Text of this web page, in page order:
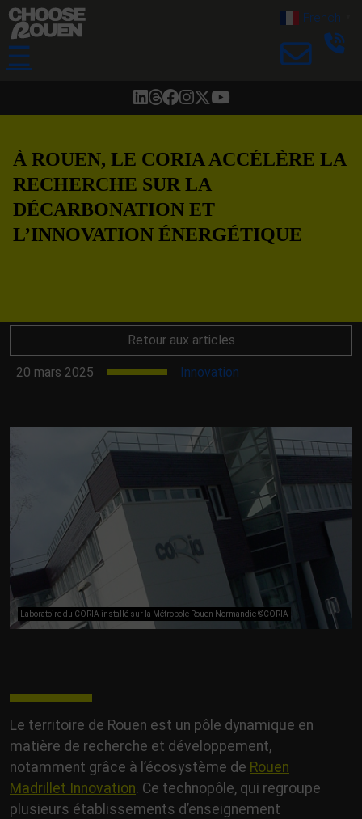
☰
French
À ROUEN, LE CORIA ACCÉLÈRE LA
RECHERCHE SUR LA
DÉCARBONATION ET
L’INNOVATION ÉNERGÉTIQUE
Retour aux articles
20 mars 2025 Innovation
Laboratoire du CORIA installé sur la Métropole Rouen Normandie ©CORIA
Le territoire de Rouen est un pôle dynamique en
matière de recherche et développement,
notamment grâce à l’écosystème de Rouen
Madrillet Innovation. Ce technopôle, qui regroupe
plusieurs établissements d’enseignement